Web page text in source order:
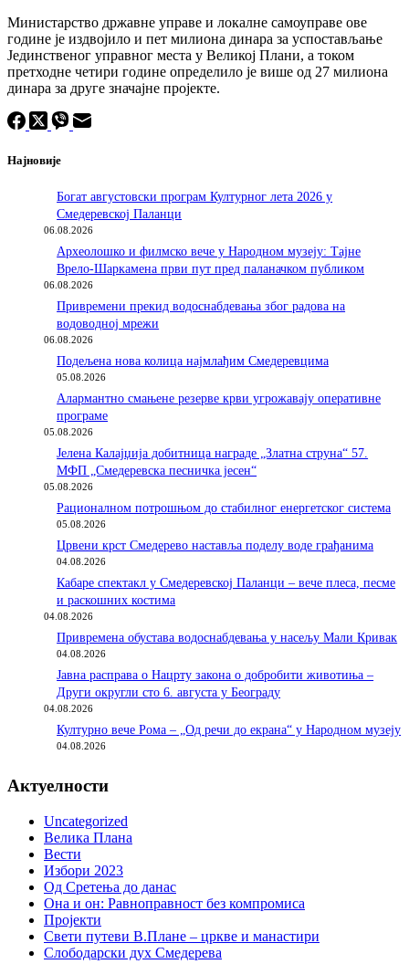
Министарство државне управе и локалне самоуправе ове
године је издвојило и пет милиона динара за успостављање
Јединственог управног места у Великој Плани, а током
претходне четири године определило је више од 27 милиона
динара за друге значајне пројекте.
Најновије
Богат августовски програм Културног лета 2026 у
Смедеревској Паланци
06.08.2026
Археолошко и филмско вече у Народном музеју: Тајне
Врело-Шаркамена први пут пред паланачком публиком
06.08.2026
Привремени прекид водоснабдевања због радова на
водоводној мрежи
06.08.2026
Подељена нова колица најмлађим Смедеревцима
05.08.2026
Алармантно смањене резерве крви угрожавају оперативне
програме
05.08.2026
Јелена Калајџија добитница награде „Златна струна“ 57.
МФП „Смедеревска песничка јесен“
05.08.2026
Рационалном потрошњом до стабилног енергетског система
05.08.2026
Црвени крст Смедерево наставља поделу воде грађанима
04.08.2026
Кабаре спектакл у Смедеревској Паланци – вече плеса, песме
и раскошних костима
04.08.2026
Привремена обустава водоснабдевања у насељу Мали Кривак
04.08.2026
Јавна расправа о Нацрту закона о добробити животиња –
Други округли сто 6. августа у Београду
04.08.2026
Културно вече Рома – „Од речи до екрана“ у Народном музеју
04.08.2026
Актуелности
Uncategorized
Велика Плана
Вести
Избори 2023
Од Сретења до данас
Она и он: Равноправност без компромиса
Пројекти
Свети путеви В.Плане – цркве и манастири
Слободарски дух Смедерева